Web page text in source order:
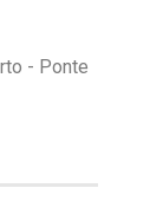
- Ponte